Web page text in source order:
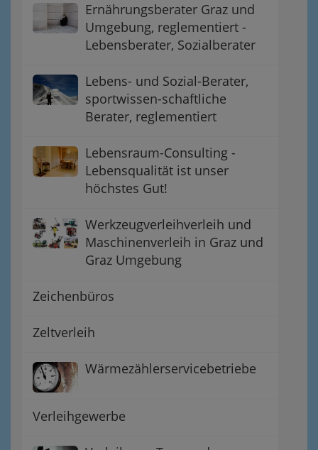
Ernährungsberater Graz und
Umgebung, reglementiert -
Lebensberater, Sozialberater
Lebens- und Sozial-Berater,
sportwissen-schaftliche
Berater, reglementiert
Lebensraum-Consulting -
Lebensqualität ist unser
höchstes Gut!
Werkzeugverleihverleih und
Maschinenverleih in Graz und
Graz Umgebung
Zeichenbüros
Zeltverleih
Wärmezählerservicebetriebe
Verleihgewerbe